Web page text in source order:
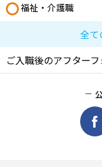
福祉・介護職
全て
ご入職後のアフター